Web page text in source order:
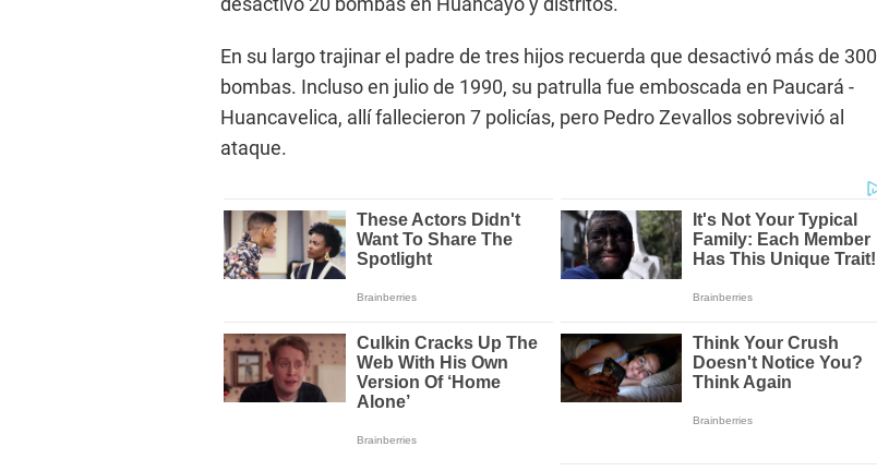
En su largo trajinar el padre de tres hijos recuerda que desactivó más de 300
bombas. Incluso en julio de 1990, su patrulla fue emboscada en Paucará -
Huancavelica, allí fallecieron 7 policías, pero Pedro Zevallos sobrevivió al
ataque.